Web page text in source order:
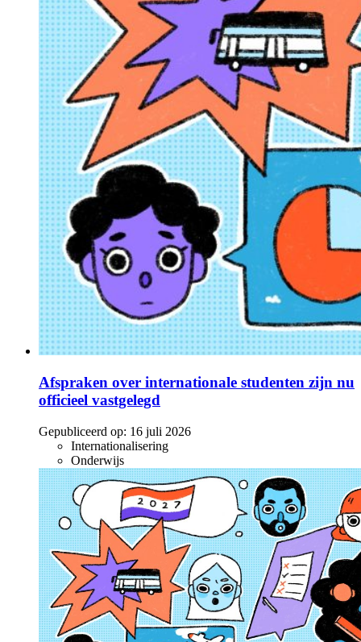
Afspraken over internationale studenten zijn nu
officieel vastgelegd
Gepubliceerd op: 16 juli 2026
Internationalisering
Onderwijs